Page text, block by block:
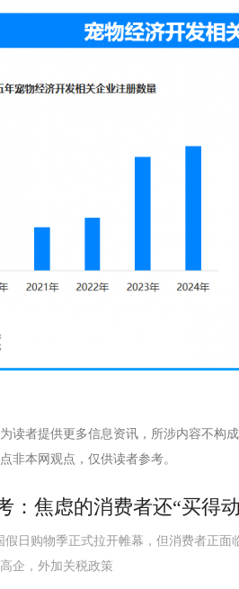
读者提供更多信息资讯，所涉内容不构
非本网观点，仅供读者参考。
：焦虑的消费者还“买得
假日购物季正式拉开帷幕，但消费者正
企，外加关税政策